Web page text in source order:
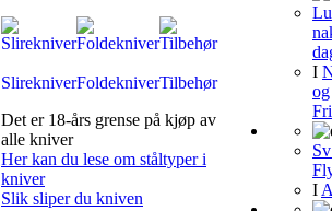
SlirekniverFoldekniverTilbehør
Det er 18-års grense på kjøp av
alle kniver
Her kan du lese om ståltyper i
kniver
Slik sliper du kniven
I
og
I